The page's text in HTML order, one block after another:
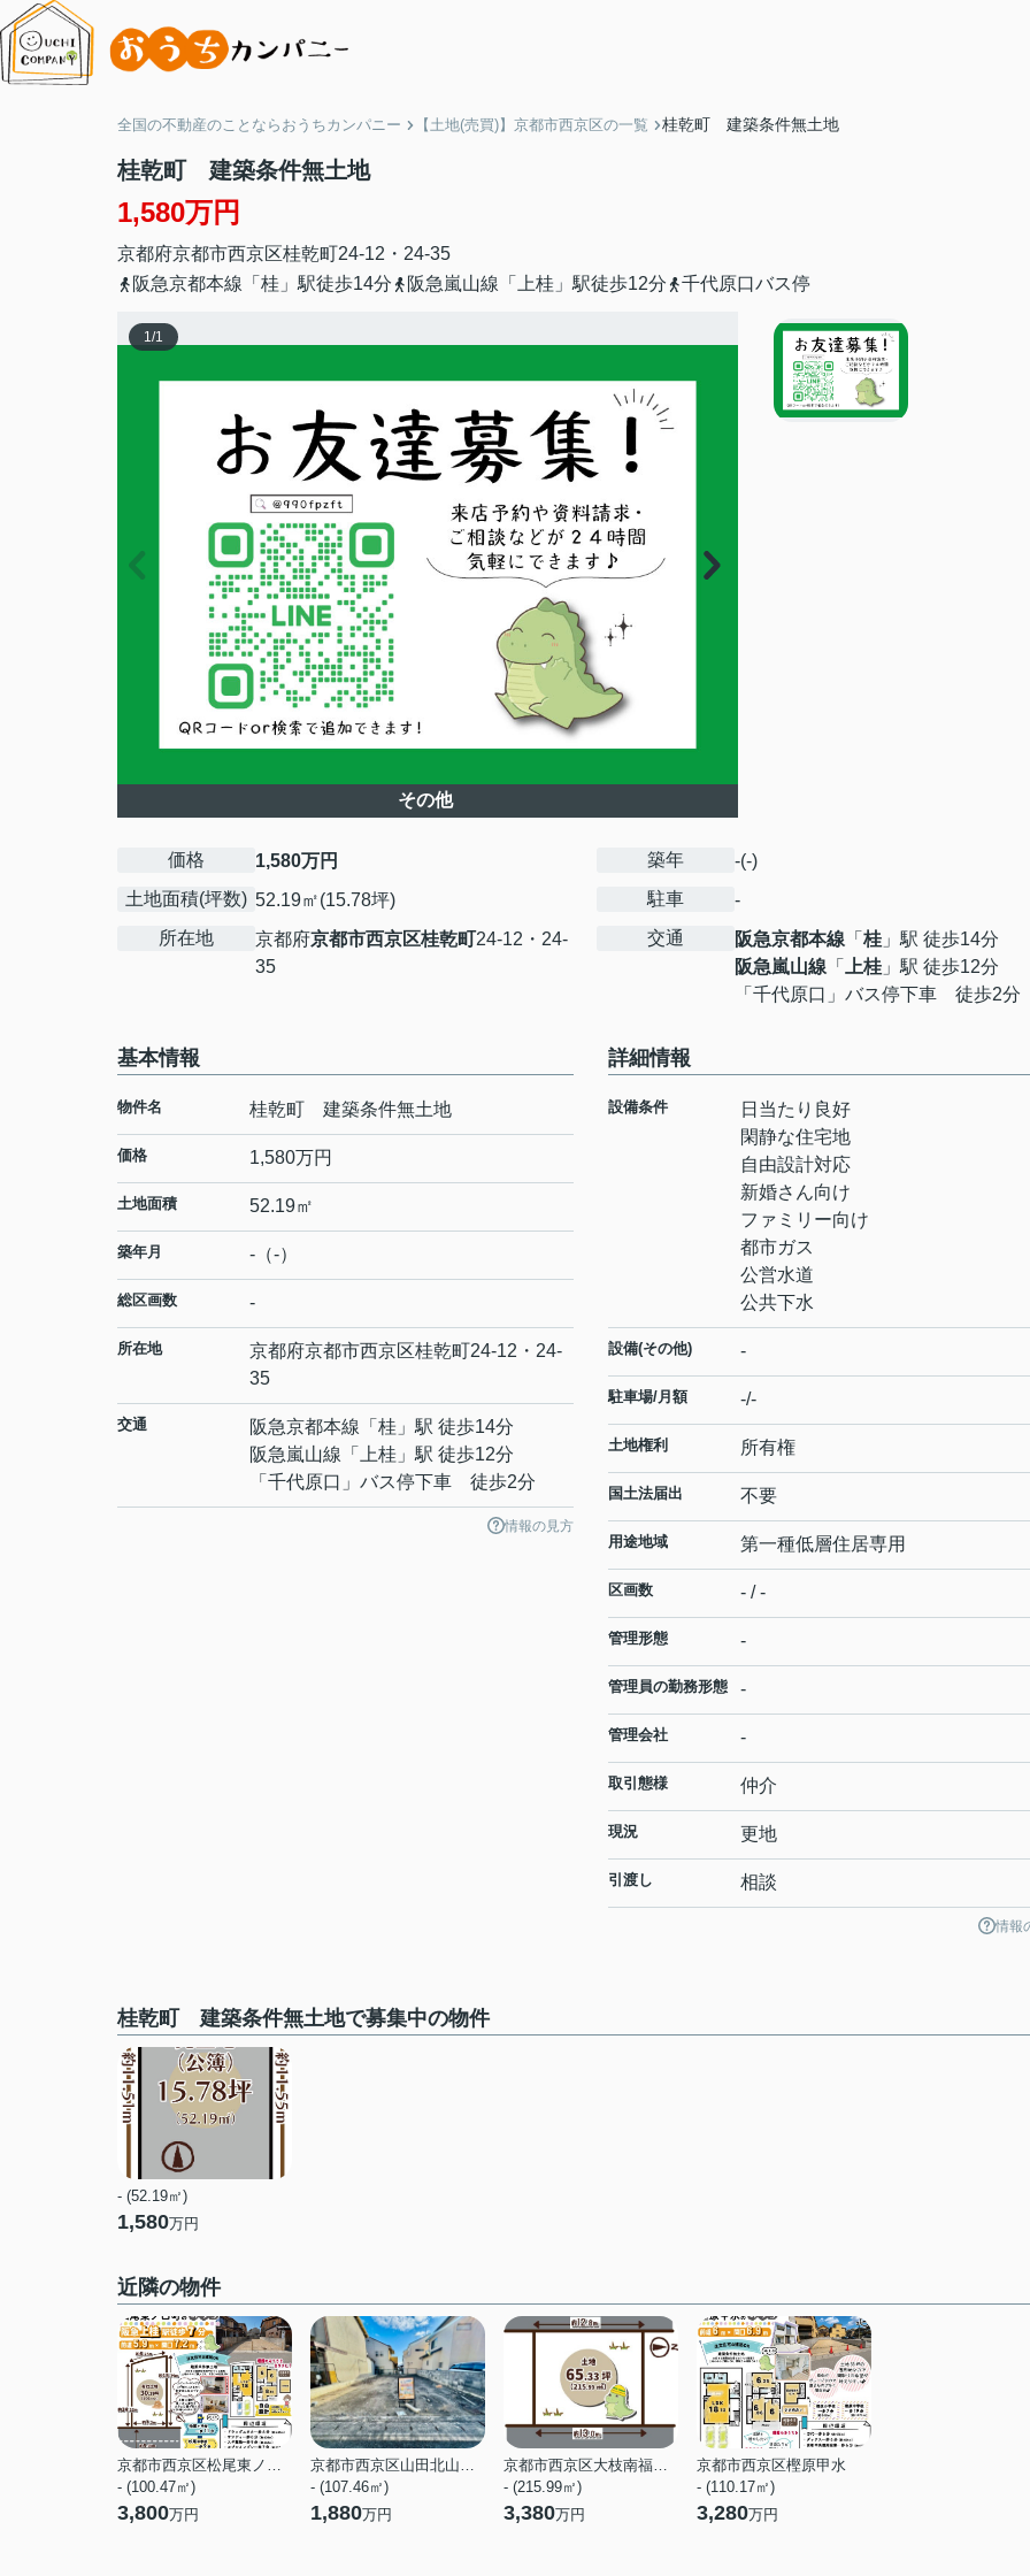
全国の不動産のことならおうちカンパニー 【土地(売買)】京都市西京区の一覧 桂乾町 建築条件無土地
桂乾町 建築条件無土地
1,580万円
京都府京都市西京区桂乾町24-12・24-35
阪急京都本線「桂」駅徒歩14分
阪急嵐山線「上桂」駅徒歩12分 千代原口バス停
1/1
その他
価格
1,580万円
土地面積(坪数) 52.19㎡(15.78坪)
所在地
京都府京都市西京区桂乾町24-12・24-
35
築年
-(-)
駐車
-
交通
阪急京都本線 「 桂 」駅 徒歩14分
阪急嵐山線 「 上桂 」駅 徒歩12分
「千代原口」バス停下車 徒歩2分
基本情報
物件名 桂乾町 建築条件無土地
価格 1,580万円
土地面積 52.19㎡
築年月 -（-）
総区画数 -
所在地 京都府京都市西京区桂乾町24-12・24-
35
交通 阪急京都本線 「 桂 」駅 徒歩14分
阪急嵐山線 「 上桂 」駅 徒歩12分
「千代原口」バス停下車 徒歩2分
情報の見方
詳細情報
設備条件
日当たり良好
閑静な住宅地
自由設計対応
新婚さん向け
ファミリー向け
都市ガス
公営水道
公共下水
設備(その他) -
駐車場/月額 -/-
土地権利 所有権
国土法届出 不要
用途地域 第一種低層住居専用
区画数 - / -
管理形態 -
管理員の勤務形態 -
管理会社 -
取引態様 仲介
現況 更地
引渡し 相談
情報
桂乾町 建築条件無土地で募集中の物件
- (52.19㎡)
1,580万円
近隣の物件
京都市西京区松尾東ノ口町
- (100.47㎡)
3,800万円
京都市西京区山田北山田町
- (107.46㎡)
1,880万円
京都市西京区大枝南福西町２丁目
- (215.99㎡)
3,380万円
京都市西京区樫原甲水
- (110.17㎡)
3,280万円